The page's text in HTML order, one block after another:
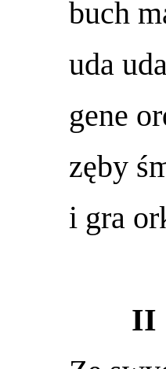
buch
uda
gene
zęby
i gra
II